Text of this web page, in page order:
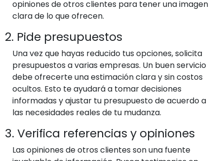
opiniones de otros clientes para tener una imagen
clara de lo que ofrecen.
2. Pide presupuestos
Una vez que hayas reducido tus opciones, solicita
presupuestos a varias empresas. Un buen servicio
debe ofrecerte una estimación clara y sin costos
ocultos. Esto te ayudará a tomar decisiones
informadas y ajustar tu presupuesto de acuerdo a
las necesidades reales de tu mudanza.
3. Verifica referencias y opiniones
Las opiniones de otros clientes son una fuente